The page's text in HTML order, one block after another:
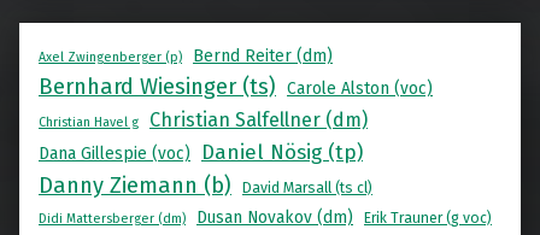
Axel Zwingenberger (p) Bernd Reiter (dm)
Bernhard Wiesinger (ts) Carole Alston (voc)
Christian Havel g Christian Salfellner (dm)
Dana Gillespie (voc) Daniel Nösig (tp)
Danny Ziemann (b) David Marsall (ts cl)
Didi Mattersberger (dm) Dusan Novakov (dm) Erik Trauner (g voc)